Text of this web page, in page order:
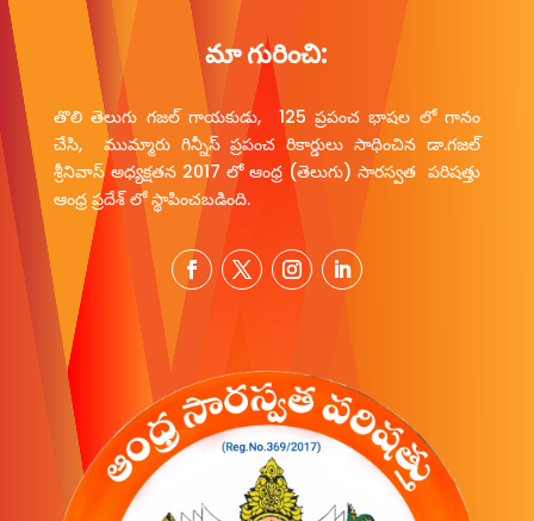
మా గురించి:
తొలి తెలుగు గజల్ గాయకుడు, 125 ప్రపంచ భాషల లో గానం
చేసి, ముమ్మారు గిన్నీస్ ప్రపంచ రికార్డులు సాధించిన డా.గజల్
శ్రీనివాస్ అధ్యక్షతన 2017 లో ఆంధ్ర (తెలుగు) సారస్వత పరిషత్తు
ఆంధ్ర ప్రదేశ్ లో స్థాపించబడింది.